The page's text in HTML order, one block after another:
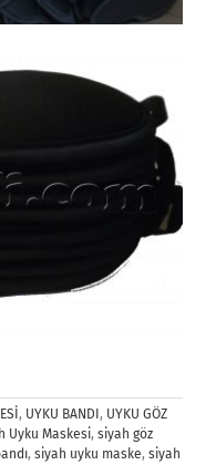
, UYKU BANDI , UYKU GÖZ
Uyku Maskesi, siyah göz
, siyah uyku maske, siyah